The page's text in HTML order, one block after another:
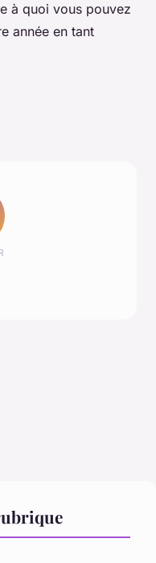
à quoi vous pouvez
année en tant